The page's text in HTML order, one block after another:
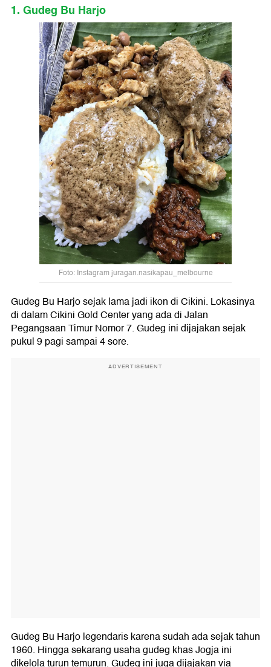
1. Gudeg Bu Harjo
Foto: Instagram juragan.nasikapau_melbourne
Gudeg Bu Harjo sejak lama jadi ikon di Cikini. Lokasinya
di dalam Cikini Gold Center yang ada di Jalan
Pegangsaan Timur Nomor 7. Gudeg ini dijajakan sejak
pukul 9 pagi sampai 4 sore.
ADVERTISEMENT
Gudeg Bu Harjo legendaris karena sudah ada sejak tahun
1960. Hingga sekarang usaha gudeg khas Jogja ini
dikelola turun temurun. Gudeg ini juga dijajakan via